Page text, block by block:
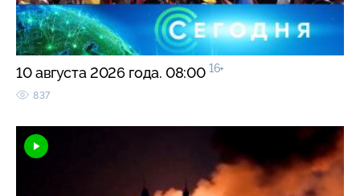
10 августа 2026 года. 08:00 16+
837